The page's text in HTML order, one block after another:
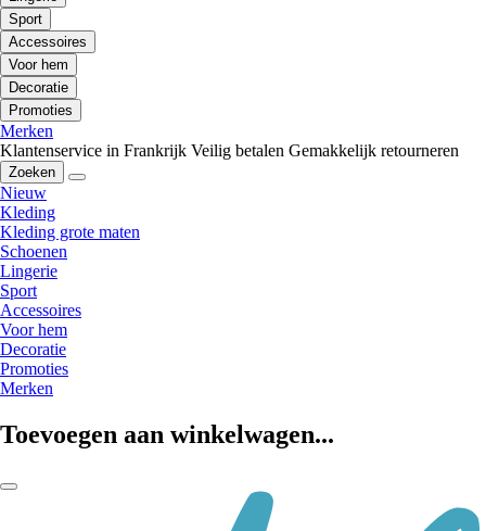
Sport
Accessoires
Voor hem
Decoratie
Promoties
Merken
Klantenservice in Frankrijk Veilig betalen Gemakkelijk retourneren
Zoeken
Nieuw
Kleding
Kleding grote maten
Schoenen
Lingerie
Sport
Accessoires
Voor hem
Decoratie
Promoties
Merken
Toevoegen aan winkelwagen...